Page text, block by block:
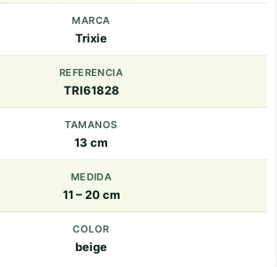
MARCA
Trixie
REFERENCIA
TRI61828
TAMANOS
13 cm
MEDIDA
11 – 20 cm
COLOR
beige